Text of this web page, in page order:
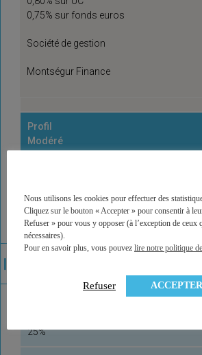
0,75% sur fonds euros
Société de gestion
Montségur Finance
Profil
Modéré
Profil
Dynamique
25%
Nous utilisons les cookies pour effectuer des
Cliquez sur le bouton « Accepter » pour consentir à
Refuser » pour vous y opposer (à l’exception de ceux
nécessaires).
Pour en savoir plus, vous pouvez lire notre politique
Refuser ACCEPTER